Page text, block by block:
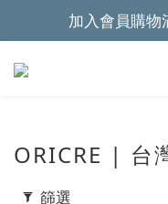
~全
加入會員購
~
ORICRE | 台
篩選